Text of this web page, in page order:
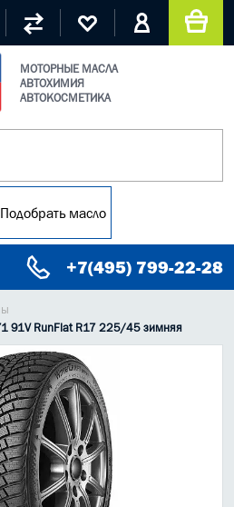
МОТОРНЫЕ МАСЛА
АВТОХИМИЯ
АВТОКОСМЕТИКА
Подобрать масло
+7(495) 799-22-28
91V RunFlat R17 225/45 зимняя